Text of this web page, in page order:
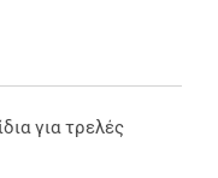
για τρελές